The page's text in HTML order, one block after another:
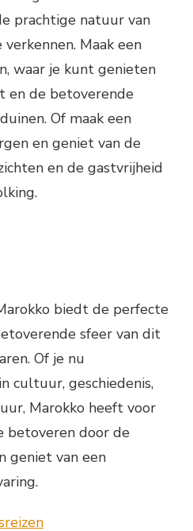
prachtige natuur van
Maak een
waar je kunt genieten
en de betoverende
Of maak een
en geniet van de
en de gastvrijheid
biedt de perfecte
sfeer van dit
Of je nu
cultuur, geschiedenis,
Marokko heeft voor
betoveren door de
geniet van een